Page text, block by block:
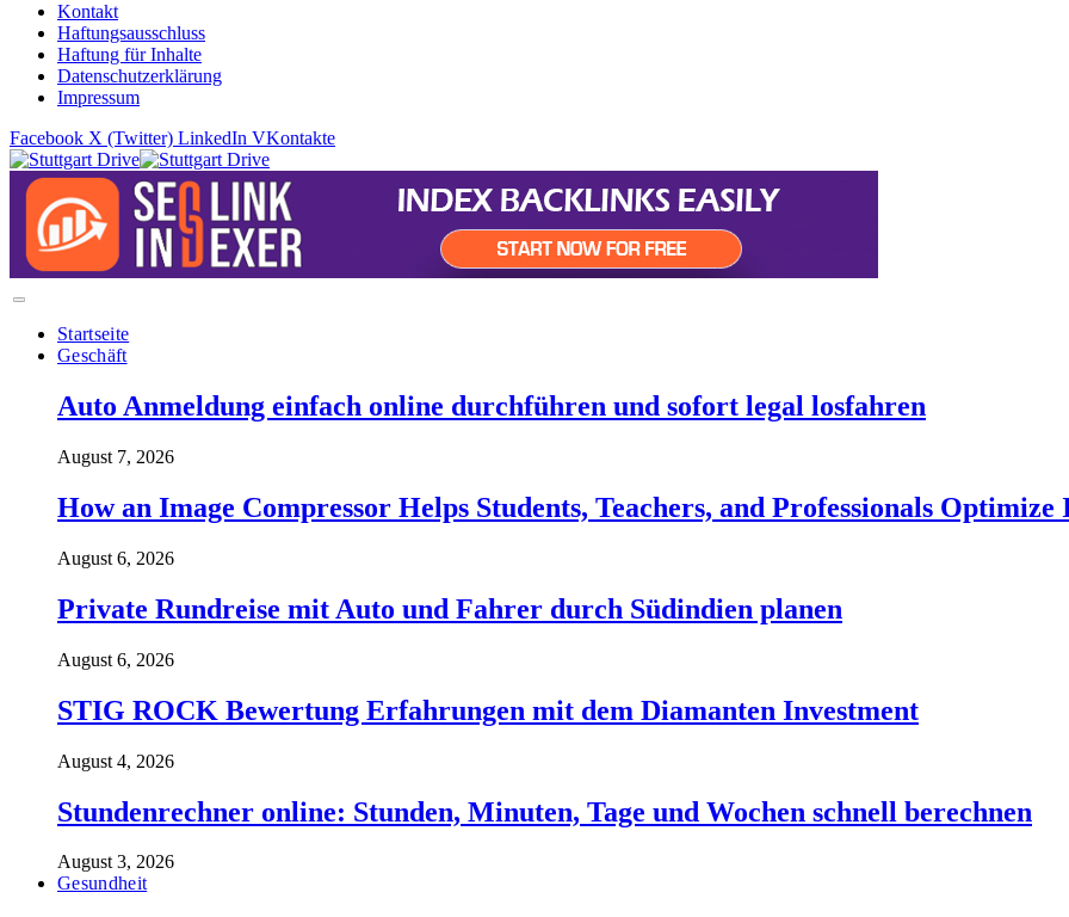
Kontakt
Haftungsausschluss
Haftung für Inhalte
Datenschutzerklärung
Impressum
Facebook X (Twitter) LinkedIn VKontakte
Startseite
Geschäft
Auto Anmeldung einfach online durchführen und sofort legal losfahren
August 7, 2026
How an Image Compressor Helps Students, Teachers, and Professionals Optimize
August 6, 2026
Private Rundreise mit Auto und Fahrer durch Südindien planen
August 6, 2026
STIG ROCK Bewertung Erfahrungen mit dem Diamanten Investment
August 4, 2026
Stundenrechner online: Stunden, Minuten, Tage und Wochen schnell berechnen
August 3, 2026
Gesundheit